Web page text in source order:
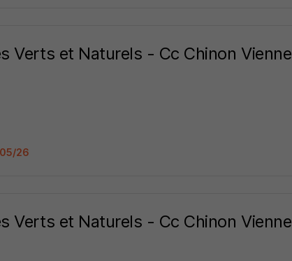
Verts et Naturels - Cc Chinon
26
Verts et Naturels - Cc Chinon